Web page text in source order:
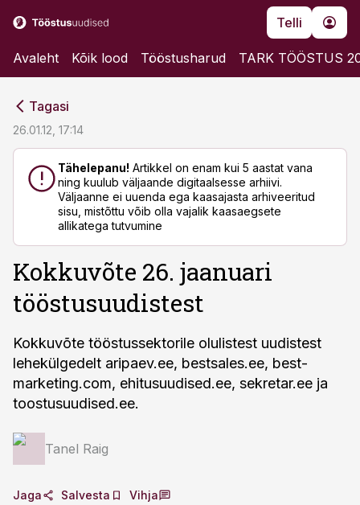
Telli
Avaleht Kõik lood Tööstusharud TARK TÖÖSTUS
Tagasi
26.01.12, 17:14
Tähelepanu! Artikkel on enam kui 5 aastat vana
ning kuulub väljaande digitaalsesse arhiivi.
Väljaanne ei uuenda ega kaasajasta arhiveeritud
sisu, mistõttu võib olla vajalik kaasaegsete
allikatega tutvumine
Kokkuvõte 26. jaanuari
tööstusuudistest
Kokkuvõte tööstussektorile olulistest uudistest
lehekülgedelt aripaev.ee, bestsales.ee, best-
marketing.com, ehitusuudised.ee, sekretar.ee ja
toostusuudised.ee.
Tanel Raig
Jaga Salvesta Vihja